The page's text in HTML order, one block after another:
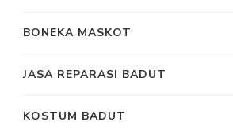
BONEKA MASKOT
JASA REPARASI BADUT
KOSTUM BADUT